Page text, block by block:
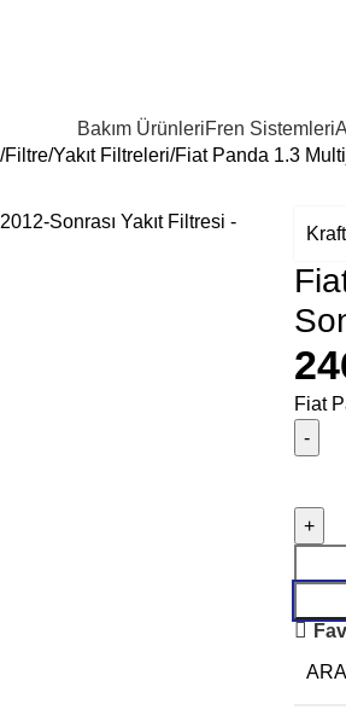
Bakım ÜrünleriFren Sistemleri
Filtre Yakıt Filtreleri Fiat Panda 1.3
Fiat